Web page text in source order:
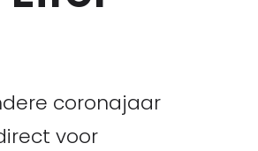
coronajaar
voor